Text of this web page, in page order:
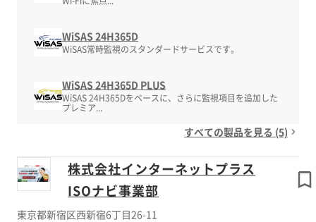
WiSAS 24H365D
WiSAS常時監視のスタンダードサービスです。
WiSAS 24H365D PLUS
WiSAS 24H365Dをベースに、さらに監視項目を追加した
プレミア...
すべての製品を見る (5)
株式会社インターネットプラス
ISOナビ事業部
東京都新宿区西新宿6丁目26-11